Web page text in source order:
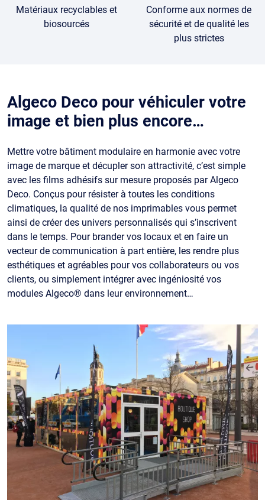
Matériaux recyclables et
biosourcés
Conforme aux normes de
sécurité et de qualité les
plus strictes
Algeco Deco pour véhiculer votre
image et bien plus encore…
Mettre votre bâtiment modulaire en harmonie avec votre
image de marque et décupler son attractivité, c’est simple
avec les films adhésifs sur mesure proposés par Algeco
Deco. Conçus pour résister à toutes les conditions
climatiques, la qualité de nos imprimables vous permet
ainsi de créer des univers personnalisés qui s’inscrivent
dans le temps. Pour brander vos locaux et en faire un
vecteur de communication à part entière, les rendre plus
esthétiques et agréables pour vos collaborateurs ou vos
clients, ou simplement intégrer avec ingéniosité vos
modules Algeco® dans leur environnement…